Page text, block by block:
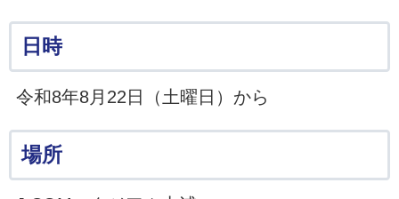
日時
令和8年8月22日（土曜日）から
場所